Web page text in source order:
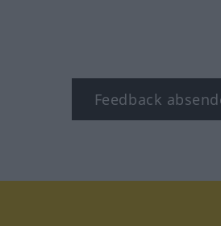
Feedback